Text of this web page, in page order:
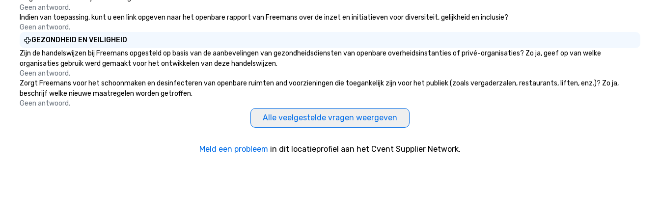
“non-cringey”) way for attendees
to connect quickly — especially
connections create a friendly,
event itself.
Geen antwoord.
Indien van toepassing, kunt u een link opgeven naar het openbare rapport van Freemans over de inzet en initiatieven voor diversiteit, gelijkheid en inclusie?
Geen antwoord.
GEZONDHEID EN VEILIGHEID
Zijn de handelswijzen bij Freemans opgesteld op basis van de aanbevelingen van gezondheidsdiensten van openbare overheidsinstanties of privé-organisaties? Zo ja, geef op van welke
organisaties gebruik werd gemaakt voor het ontwikkelen van deze handelswijzen.
Geen antwoord.
Zorgt Freemans voor het schoonmaken en desinfecteren van openbare ruimten and voorzieningen die toegankelijk zijn voor het publiek (zoals vergaderzalen, restaurants, liften, enz.)? Zo ja,
beschrijf welke nieuwe maatregelen worden getroffen.
Geen antwoord.
Alle veelgestelde vragen weergeven
Meld een probleem in dit locatieprofiel aan het Cvent Supplier Network.